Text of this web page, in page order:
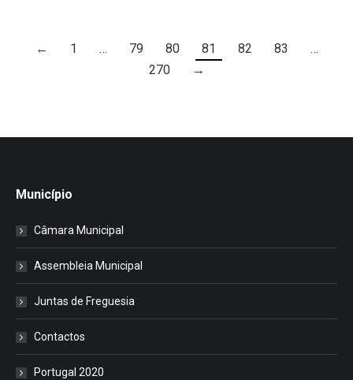
← 1 … 79 80 81 82 83
…
270
→
Município
Câmara Municipal
Assembleia Municipal
Juntas de Freguesia
Contactos
Portugal 2020